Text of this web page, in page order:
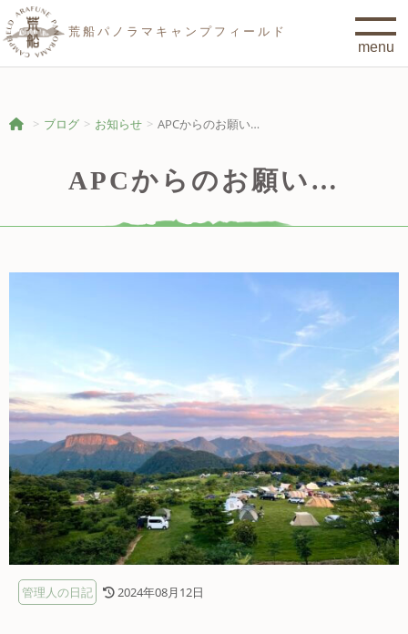
荒船パノラマキャンプフィールド
ブログ お知らせ APCからのお願い…
APCからのお願い…
管理人の日記 2024年08月12日